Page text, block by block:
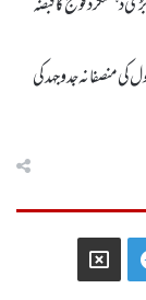
منصفانہ جدوجہد کی
Telegram
X